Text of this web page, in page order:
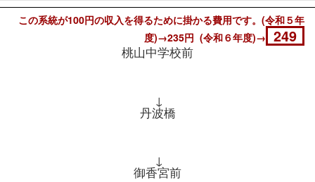
この系統が100円の収入を得るために掛かる費用です。(令和５年
度)→235円 (令和６年度)→ 249
桃山中学校前
↓
丹波橋
↓
御香宮前